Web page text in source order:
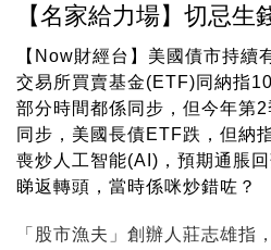
【名家給力場】切忌生
【Now財經台】美國債市持續
交易所買賣基金(ETF)同納指
部分時間都係同步，但今年第
同步，美國長債ETF跌，但納
喪炒人工智能(AI)，預期通脹
睇返轉頭，當時係咪炒錯咗？
「股市漁夫」創辦人莊志雄指